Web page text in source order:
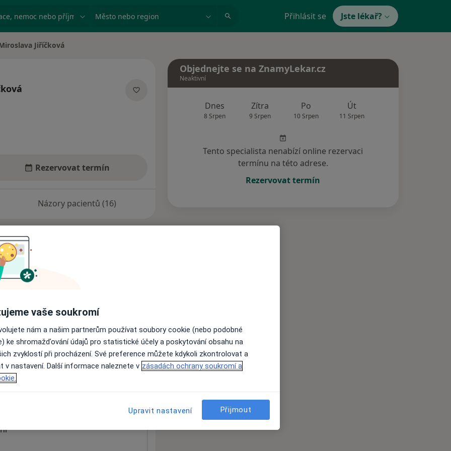
nemoc nebo příjmení Město nebo region Přihlásit se Jste lékař?
města Jiříčková
Rezervovat termín
Názory pacientů (16)
nejsou k dispozici
informace o svých službách.
Objednejte se na ZnamyLekar.cz
Neaktivní
Dnes
8 Srpen
Zítra
9 Srpen
Po
10 Srpen
Út
11 Srpen
Tento specialista nenabízí online rezervaci
termínu na této adrese.
Rezervovat termín
vaše soukromí
nám a našim partnerům používat soubory cookie (nebo podobné
ke shromažďování údajů pro statistické účely a poskytování obsahu na
zvyklostí při procházení. Své preference můžete kdykoli zkontrolovat a
v nastavení. Další informace naleznete v zásadách ochrany soukromí a
Upravit nastavení Přijmout